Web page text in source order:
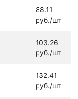
88.11
руб./шт
103.26
руб./шт
132.41
руб./шт